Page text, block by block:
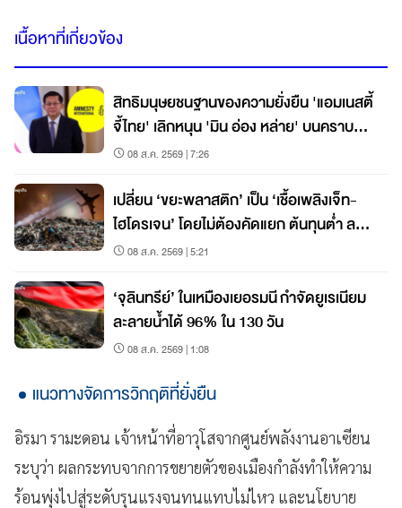
เนื้อหาที่เกี่ยวข้อง
สิทธิมนุษยชนฐานของความยั่งยืน 'แอมเนสตี้
จี้ไทย' เลิกหนุน 'มิน อ่อง หล่าย' บนคราบ
เลือดเมียนมา
08 ส.ค. 2569 | 7:26
เปลี่ยน ‘ขยะพลาสติก’ เป็น ‘เชื้อเพลิงเจ็ท-
ไฮโดรเจน’ โดยไม่ต้องคัดแยก ต้นทุนต่ำ ลด
คาร์บอน 80%
08 ส.ค. 2569 | 5:21
‘จุลินทรีย์’ ในเหมืองเยอรมนี กำจัดยูเรเนียม
ละลายน้ำได้ 96% ใน 130 วัน
08 ส.ค. 2569 | 1:08
แนวทางจัดการวิกฤติที่ยั่งยืน
อิรมา รามะดอน เจ้าหน้าที่อาวุโสจากศูนย์พลังงานอาเซียน
ระบุว่า ผลกระทบจากการขยายตัวของเมืองกำลังทำให้ความ
ร้อนพุ่งไปสู่ระดับรุนแรงจนทนแทบไม่ไหว และนโยบาย